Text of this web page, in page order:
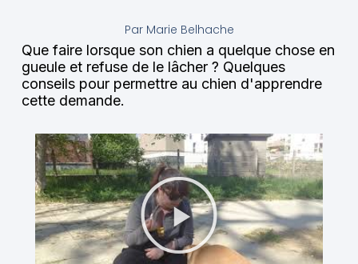
ParMarie Belhache
Que faire lorsque son chien a quelque chose en
gueule et refuse de le lâcher ? Quelques
conseils pour permettre au chien d'apprendre
cette demande.